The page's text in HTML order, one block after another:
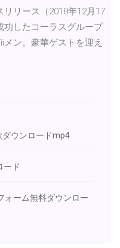
リース（2018年12月17
功したコーラスグループ
ン。豪華ゲストを迎え
ダウンロードmp4
ード
ォーム無料ダウンロー